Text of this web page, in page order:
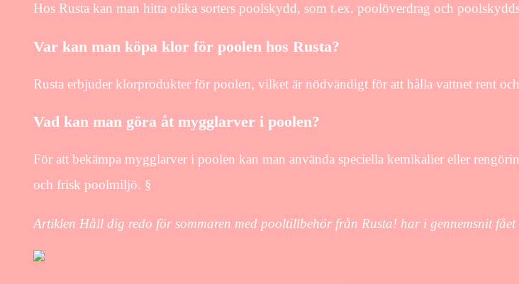
Hos Rusta kan man hitta olika sorters poolskydd, som t.ex. poolöverdrag och
Var kan man köpa klor för poolen hos Rusta?
Rusta erbjuder klorprodukter för poolen, vilket är nödvändigt för att hålla vattnet rent
Vad kan man göra åt mygglarver i poolen?
För att bekämpa mygglarver i poolen kan man använda speciella kemikalier eller
och frisk poolmiljö. §
Artiklen Håll dig redo för sommaren med pooltillbehör från Rusta! har i gennemsnit fået